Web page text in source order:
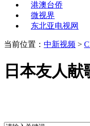
港澳台侨
微视界
东北亚电视网
当前位置： 中新视频 >
日本友人